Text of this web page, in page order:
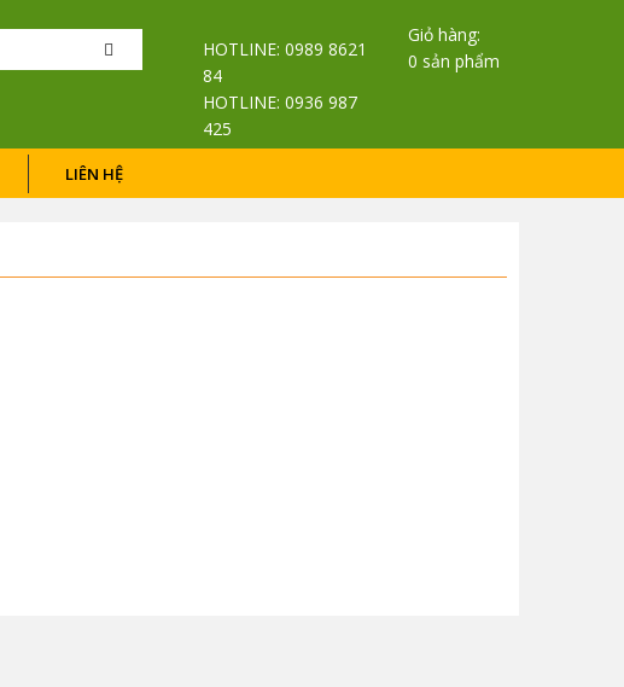
Search
HOTLINE: 0989 8621
84
HOTLINE: 0936 987
425
Giỏ hàng:
0 sản phẩm
LIÊN HỆ